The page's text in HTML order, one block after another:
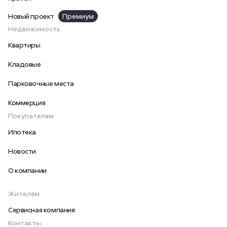
Новый проект
Премиум
Недвижимость
Квартиры
Кладовые
Парковочные места
Коммерция
Покупателям
Ипотека
Новости
О компании
Жителям
Сервисная компания
Контакты